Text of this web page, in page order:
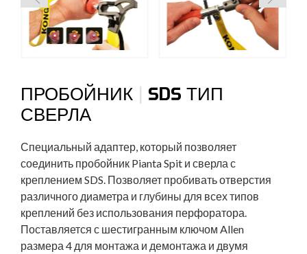
ПРОБОЙНИК | SDS ТИП
СВЕРЛА
Специальный адаптер, который позволяет
соединить пробойник Pianta Spit и сверла с
креплением SDS. Позволяет пробивать отверстия
различного диаметра и глубины для всех типов
креплений без использования перфоратора.
Поставляется с шестигранным ключом Allen
размера 4 для монтажа и демонтажа и двумя